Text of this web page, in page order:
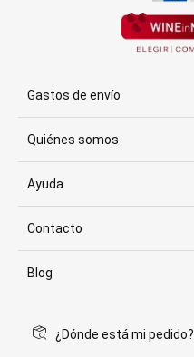
Gastos de envío
Quiénes somos
Ayuda
Contacto
Blog
¿Dónde está mi pedido?